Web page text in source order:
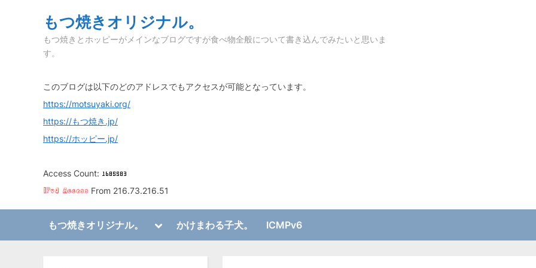
もつ焼きオリジナル。
もつ焼きとホッピーがメインなブログですが食べ物全般について書き込んでみたいと思いま
す。
このブログは以下のどのアドレスでもアクセスが可能となっています。
https://motsuyaki.org/
https://もつ焼き.jp/
https://ホッピー.jp/
Access Count:
From 216.73.216.51
もつ焼きオリジナル。
Toggle
menu
Toggle
かけまわる子犬。 ICMPv6